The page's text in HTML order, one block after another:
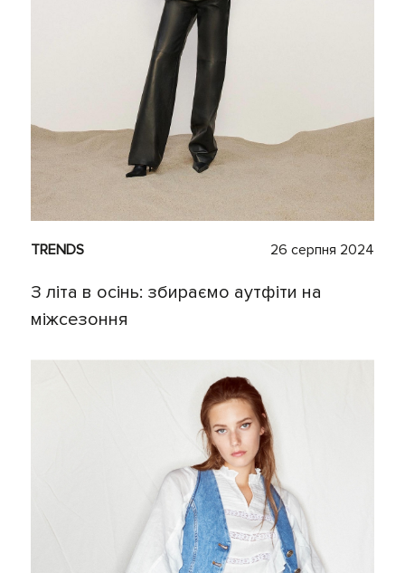
TRENDS 26 серпня 2024
З літа в осінь: збираємо аутфіти на
міжсезоння